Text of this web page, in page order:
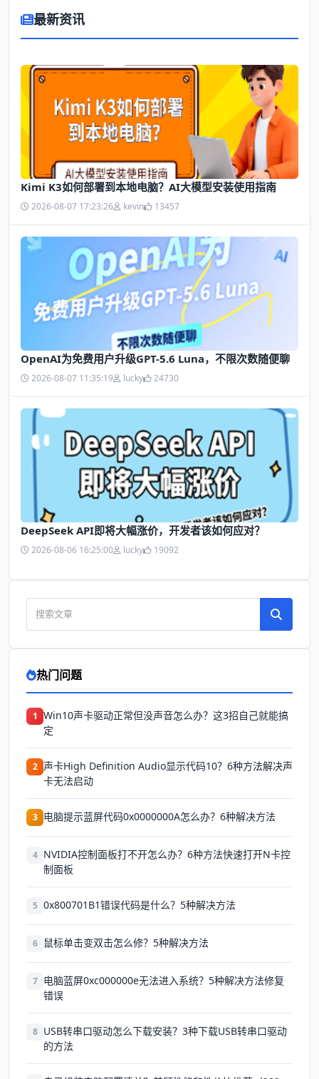
最新资讯
Kimi K3如何部署到本地电脑？AI大模型安装使用指南
2026-08-07 17:23:26 kevin 13457
OpenAI为免费用户升级GPT-5.6 Luna，不限次数随便聊
2026-08-07 11:35:19 lucky 24730
DeepSeek API即将大幅涨价，开发者该如何应对？
2026-08-06 16:25:00 lucky 19092
热门问题
1 Win10声卡驱动正常但没声音怎么办？这3招自己就能搞
定
2 声卡High Definition Audio显示代码10？6种方法解决声
卡无法启动
3 电脑提示蓝屏代码0x0000000A怎么办？6种解决方法
4 NVIDIA控制面板打不开怎么办？6种方法快速打开N卡控
制面板
5 0x800701B1错误代码是什么？5种解决方法
6 鼠标单击变双击怎么修？5种解决方法
7 电脑蓝屏0xc000000e无法进入系统？5种解决方法修复
错误
8 USB转串口驱动怎么下载安装？3种下载USB转串口驱动
的方法